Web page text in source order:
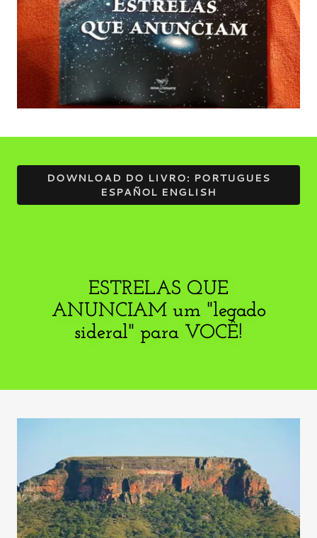
DOWNLOAD DO LIVRO: PORTUGUES
ESPAÑOL ENGLISH
ESTRELAS QUE
ANUNCIAM um "legado
sideral" para VOCÊ!